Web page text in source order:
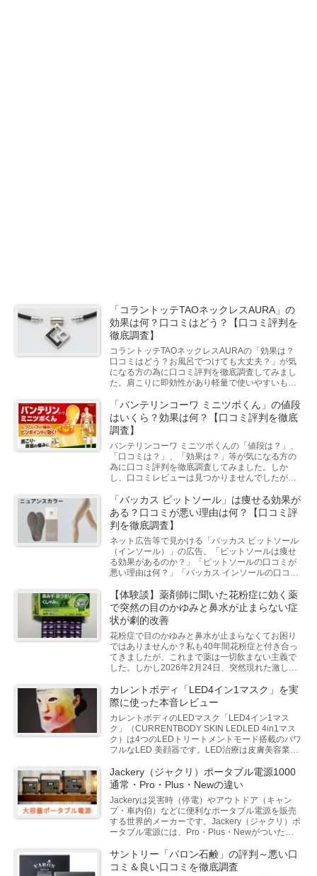
「コラントッテTAOネックレスAURA」の
効果は何？口コミはどう？【口コミ評判を
徹底調査】
コラントッテTAOネックレスAURAの「効果は？
口コミはどう？お風呂でつけても大丈夫？」が気
になる方の為に口コミ評判を徹底調査してみまし
た。肩こりに即効性があり軽量で使いやすいもの
す。
「バンテリンコーワ ミニツボくん」の値段
はいくら？効果は何？【口コミ評判を徹底
調査】
バンテリンコーワ ミニツボくんの「値段は？」、
「口コミは？」、「効果は？」等が気になる方の
為に口コミ評判を徹底調査してみました。しか
し、口コミレビューは見つかりませんでしたが、
薬部外品です。
「バッカス ピットソール」は痩せる効果が
ある？口コミが悪い理由は何？【口コミ評
判を徹底調査】
ネット広告等で見かける「バッカス ピットソール
（インソール）」の広告。「ピットソールは痩せ
る効果があるのか？」「ピットソールの口コミが
悪い理由は何？」「バッカス インソールの口コミ
「バッカス ピット...
【体験談】薬剤師に聞いた花粉症に効く薬
で突然の目のかゆみと鼻水が止まらない症
状が劇的改善
花粉症で目のかゆみと鼻水が止まらなくてお困り
ではありませんか？私も40年間花粉症と付き合っ
てきましたが、これまで薬は一切飲まない主義で
した。しかし2026年2月24日、突然現れた激しい
で花粉症薬を...
カレントボディ「LED4イン1マスク」を実
際に使った本音レビュー
カレントボディのLEDマスク「LED4イン1マス
ク」（CURRENTBODY SKIN LEDLED 4in1マス
ク）は4つのLEDトリートメントモード搭載のパワ
フルなLED 美顔器です。LED治療は皮膚美容業界
Jackery（ジャクリ）ポータブル電源1000
通常・Pro・Plus・Newの違い
Jackeryは災害時（停電）やアウトドア（キャン
プ・車内伯）などに便利なポータブル電源を販売
する世界的メーカーです。Jackery（ジャクリ）ポ
ータブル電源には、Pro・Plus・Newがついた製
サントリー「バロン石鹸」の評判～悪い口
コミ＆良い口コミを徹底調査